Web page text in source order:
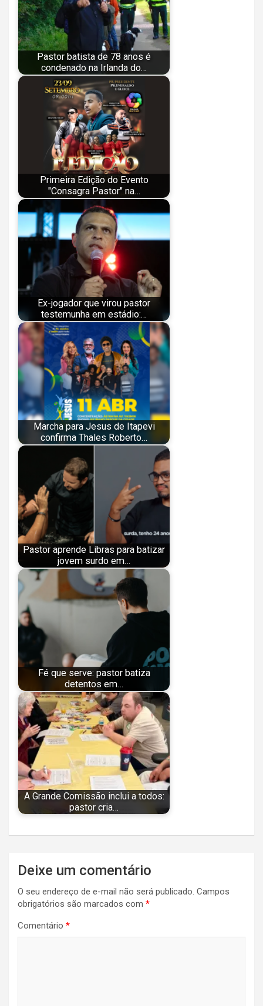
Pastor batista de 78 anos é
condenado na Irlanda do…
Primeira Edição do Evento
"Consagra Pastor" na…
Ex-jogador que virou pastor
testemunha em estádio:…
Marcha para Jesus de Itapevi
confirma Thales Roberto…
Pastor aprende Libras para batizar
jovem surdo em…
Fé que serve: pastor batiza
detentos em…
A Grande Comissão inclui a todos:
pastor cria…
Navegação
de
Post
Deixe um comentário
O seu endereço de e-mail não será publicado. Campos
obrigatórios são marcados com *
Comentário *